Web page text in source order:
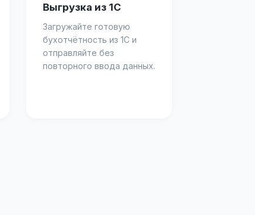
Выгрузка из 1С
Загружайте готовую
бухотчётность из 1С и
отправляйте без
повторного ввода данных.